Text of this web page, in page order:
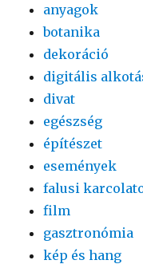
anyagok
botanika
dekoráció
digitális
divat
egészség
építészet
események
falusi
film
gasztronómia
kép és hang